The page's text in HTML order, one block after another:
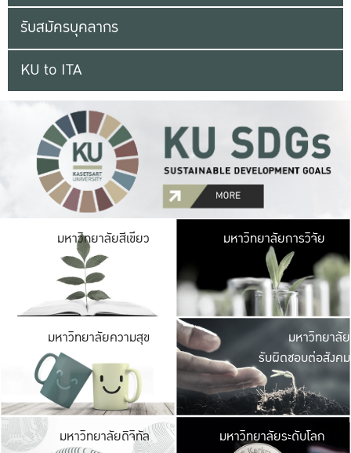
รับสมัครบุคลากร
KU to ITA
มหาวิทยาลัยสีเขียว มหาวิ
มีพื้นที่เขียวสดใส
เป็นป่าในเมือง เกษต
มหาวิทยาลัยการวิจัย
มหาวิทยาลัยความสุข มหาวิ
ค
เปิดประ
และพบเรื่องราวใ
มหาวิทยาลัย
รับผิดชอบต่อสังคม
มหาวิทยาลัยดิจิทัล มหาวิ
มหาวิทยาลัยระดับโลก